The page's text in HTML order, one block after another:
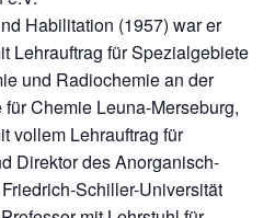
Habilitation (1957) war er
Lehrauftrag für Spezialgebiete
und Radiochemie an der
Chemie Leuna-Merseburg,
vollem Lehrauftrag für
Direktor des Anorganisch-
Schiller-Universität